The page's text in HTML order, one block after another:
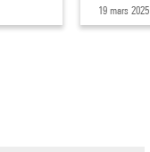
19 mars 2025